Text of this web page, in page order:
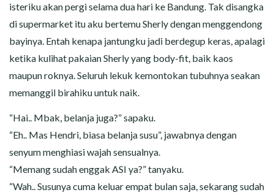
isteriku akan pergi selama dua hari ke Bandung. Tak disangka
di supermarket itu aku bertemu Sherly dengan menggendong
bayinya. Entah kenapa jantungku jadi berdegup keras, apalagi
ketika kulihat pakaian Sherly yang body-fit, baik kaos
maupun roknya. Seluruh lekuk kemontokan tubuhnya seakan
memanggil birahiku untuk naik.
“Hai.. Mbak, belanja juga?” sapaku.
“Eh.. Mas Hendri, biasa belanja susu”, jawabnya dengan
senyum menghiasi wajah sensualnya.
“Memang sudah enggak ASI ya?” tanyaku.
“Wah.. Susunya cuma keluar empat bulan saja, sekarang sudah